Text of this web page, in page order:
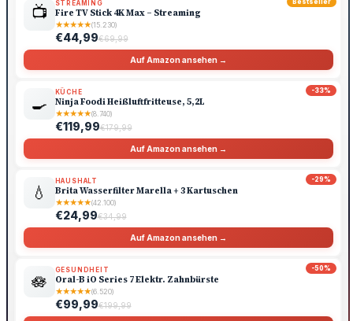
Bestseller
📺 STREAMING
Fire TV Stick 4K Max – Streaming
★★★★★(15.230)
€44,99€69,99
Auf Amazon ansehen →
-33%
🍳
KÜCHE
Ninja Foodi Heißluftfritteuse, 5,2L
★★★★★(8.740)
€119,99€179,99
Auf Amazon ansehen →
-29%
💧
HAUSHALT
Brita Wasserfilter Marella + 3 Kartuschen
★★★★★(42.100)
€24,99€34,99
Auf Amazon ansehen →
-50%
🪷
GESUNDHEIT
Oral-B iO Series 7 Elektr. Zahnbürste
★★★★★(6.520)
€99,99€199,99